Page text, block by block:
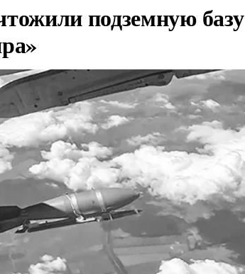
подземную базу